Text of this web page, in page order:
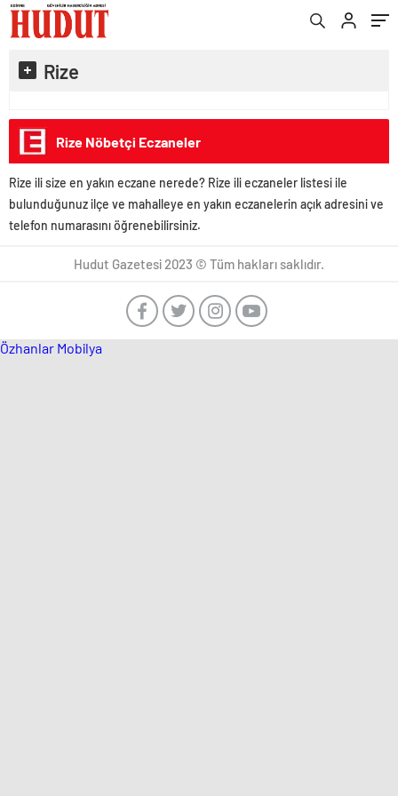
Rize
Rize Nöbetçi Eczaneler
Rize ili size en yakın eczane nerede? Rize ili eczaneler listesi ile
bulunduğunuz ilçe ve mahalleye en yakın eczanelerin açık adresini ve
telefon numarasını öğrenebilirsiniz.
Hudut Gazetesi 2023 © Tüm hakları saklıdır.
Özhanlar Mobilya